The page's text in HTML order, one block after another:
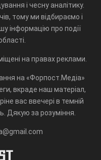
і чесну аналітику.
тому ми відбираємо і
інформацію про події
на правах реклами.
на «Форпост.Медіа»
вкраде наш матеріал,
вас ввечері в темній
Дякую за розуміння.